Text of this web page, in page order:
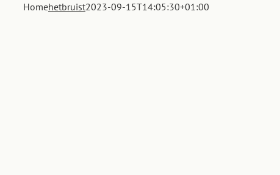
Homehetbruist2023-09-15T14:05:30+01:00